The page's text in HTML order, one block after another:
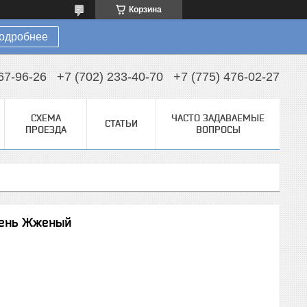
Корзина
96-26 +7 (702) 233-40-70 +7 (775) 476-02-27
СХЕМА
ПРОЕЗДА
СТАТЬИ
ЧАСТО ЗАДАВАЕМЫЕ
ВОПРОСЫ
Жженый